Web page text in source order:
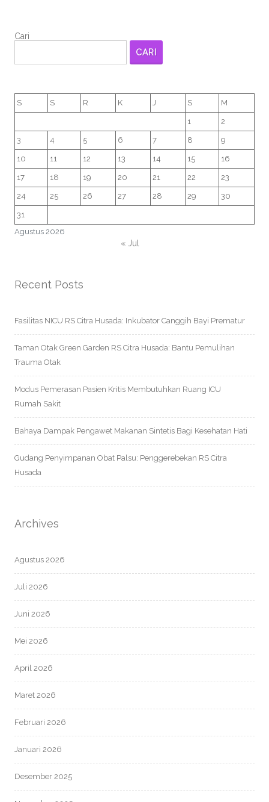
Cari
CARI
Agustus 2026
S S R K J S M
1 2
3 4 5 6 7 8 9
10 11 12 13 14 15 16
17 18 19 20 21 22 23
24 25 26 27 28 29 30
31
« Jul
Recent Posts
Fasilitas NICU RS Citra Husada: Inkubator Canggih Bayi Prematur
Taman Otak Green Garden RS Citra Husada: Bantu Pemulihan
Trauma Otak
Modus Pemerasan Pasien Kritis Membutuhkan Ruang ICU
Rumah Sakit
Bahaya Dampak Pengawet Makanan Sintetis Bagi Kesehatan Hati
Gudang Penyimpanan Obat Palsu: Penggerebekan RS Citra
Husada
Archives
Agustus 2026
Juli 2026
Juni 2026
Mei 2026
April 2026
Maret 2026
Februari 2026
Januari 2026
Desember 2025